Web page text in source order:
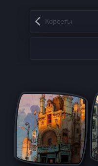
Запись навигация
Корсеты